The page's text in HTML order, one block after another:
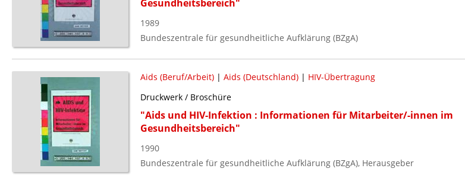
Gesundheitsbereich"
1989
Bundeszentrale für gesundheitliche Aufklärung (BZgA)
Aids (Beruf/Arbeit)| Aids (Deutschland)| HIV-Übertragung
Druckwerk / Broschüre
"Aids und HIV-Infektion : Informationen für Mitarbeiter/-innen im
Gesundheitsbereich"
1990
Bundeszentrale für gesundheitliche Aufklärung (BZgA), Herausgeber